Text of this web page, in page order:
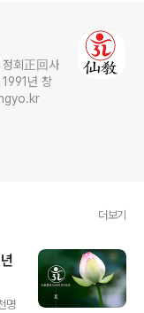
더보기
명